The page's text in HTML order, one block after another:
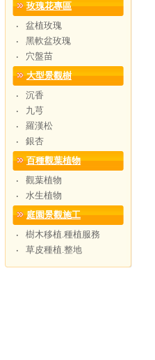
玫瑰花專區
‧
盆植玫瑰
‧
黑軟盆玫瑰
‧
穴盤苗
大型景觀樹
‧
沉香
‧
九芎
‧
羅漢松
‧
銀杏
百種觀葉植物
‧
觀葉植物
‧
水生植物
庭園景觀施工
‧
樹木移植.種植服務
‧
草皮種植.整地